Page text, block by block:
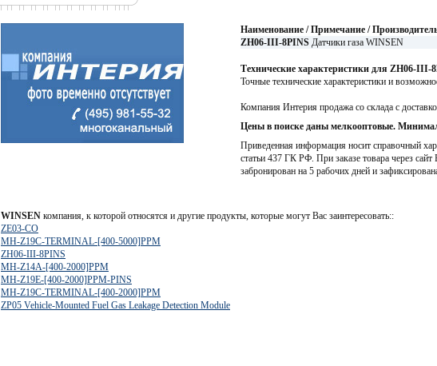
Наименование / Примечание /
ZH06-III-8PINS Датчики газа WINSEN
Технические характеристики для ZH06-III-
Точные технические характеристики и
Компания Интерия продажа со склада с
Цены в поиске даны мелкооптовые.
Приведенная информация носит справочный
статьи 437 ГК РФ. При заказе товара через
забронирован на 5 рабочих дней и
WINSEN компания, к которой относятся и другие продукты, которые могут Вас заинтересовать::
ZE03-CO
MH-Z19C-TERMINAL-[400-5000]PPM
ZH06-III-8PINS
MH-Z14A-[400-2000]PPM
MH-Z19E-[400-2000]PPM-PINS
MH-Z19C-TERMINAL-[400-2000]PPM
ZP05 Vehicle-Mounted Fuel Gas Leakage Detection Module